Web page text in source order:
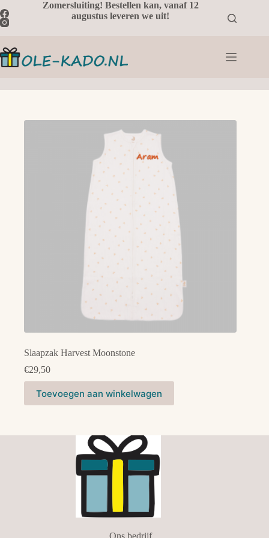
naar
de
Zomersluiting! Bestellen kan, vanaf 12
augustus leveren we uit!
Slaapzak Harvest Moonstone
€29,50
Toevoegen aan winkelwagen